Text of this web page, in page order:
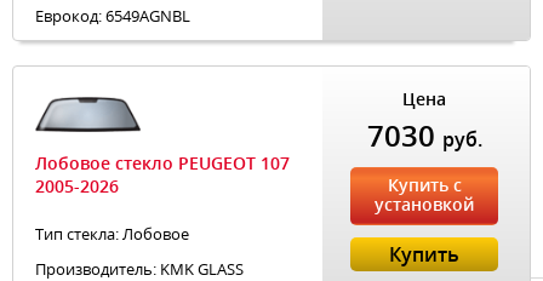
Еврокод: 6549AGNBL
Лобовое стекло PEUGEOT 107
2005-2026
Тип стекла: Лобовое
Производитель: KMK GLASS
Цена
7030 руб.
Купить с
установкой
Купить